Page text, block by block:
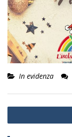
In evidenza
Navigazione
articoli